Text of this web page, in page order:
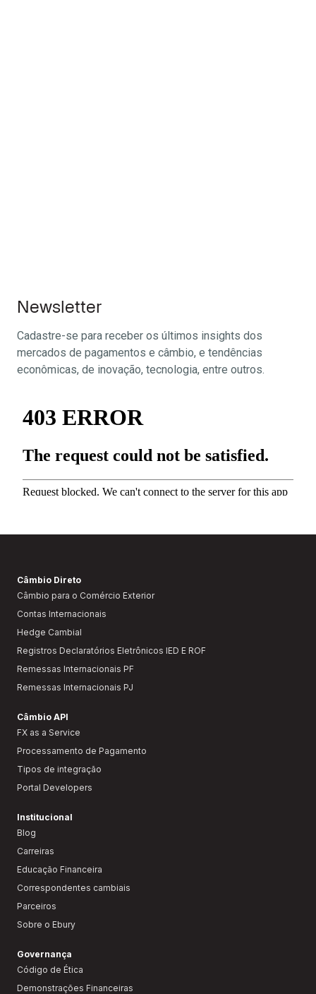
Newsletter
Cadastre-se para receber os últimos insights dos
mercados de pagamentos e câmbio, e tendências
econômicas, de inovação, tecnologia, entre outros.
Câmbio Direto
Câmbio para o Comércio Exterior
Contas Internacionais
Hedge Cambial
Registros Declaratórios Eletrônicos IED E ROF
Remessas Internacionais PF
Remessas Internacionais PJ
Câmbio API
FX as a Service
Processamento de Pagamento
Tipos de integração
Portal Developers
Institucional
Blog
Carreiras
Educação Financeira
Correspondentes cambiais
Parceiros
Sobre o Ebury
Governança
Código de Ética
Demonstrações Financeiras